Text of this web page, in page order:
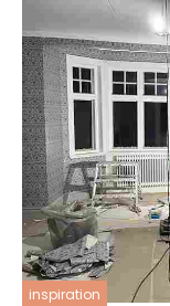
inspiration